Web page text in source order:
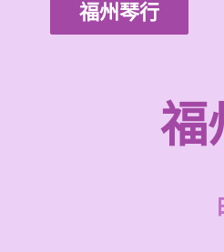
福州琴行
福